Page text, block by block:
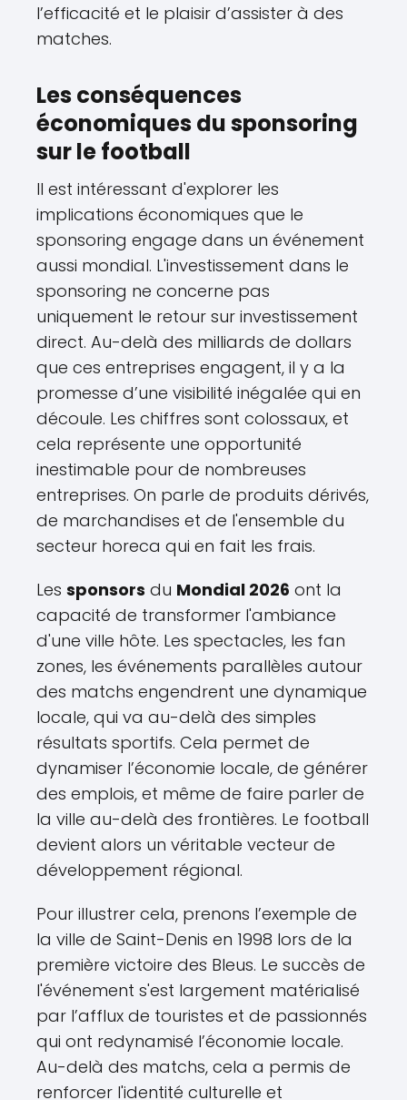
l’efficacité et le plaisir d’assister à des
matches.
Les conséquences
économiques du sponsoring
sur le football
Il est intéressant d'explorer les
implications économiques que le
sponsoring engage dans un événement
aussi mondial. L'investissement dans le
sponsoring ne concerne pas
uniquement le retour sur investissement
direct. Au-delà des milliards de dollars
que ces entreprises engagent, il y a la
promesse d’une visibilité inégalée qui en
découle. Les chiffres sont colossaux, et
cela représente une opportunité
inestimable pour de nombreuses
entreprises. On parle de produits dérivés,
de marchandises et de l'ensemble du
secteur horeca qui en fait les frais.
Les sponsors du Mondial 2026 ont la
capacité de transformer l'ambiance
d'une ville hôte. Les spectacles, les fan
zones, les événements parallèles autour
des matchs engendrent une dynamique
locale, qui va au-delà des simples
résultats sportifs. Cela permet de
dynamiser l’économie locale, de générer
des emplois, et même de faire parler de
la ville au-delà des frontières. Le football
devient alors un véritable vecteur de
développement régional.
Pour illustrer cela, prenons l’exemple de
la ville de Saint-Denis en 1998 lors de la
première victoire des Bleus. Le succès de
l'événement s'est largement matérialisé
par l’afflux de touristes et de passionnés
qui ont redynamisé l’économie locale.
Au-delà des matchs, cela a permis de
renforcer l'identité culturelle et